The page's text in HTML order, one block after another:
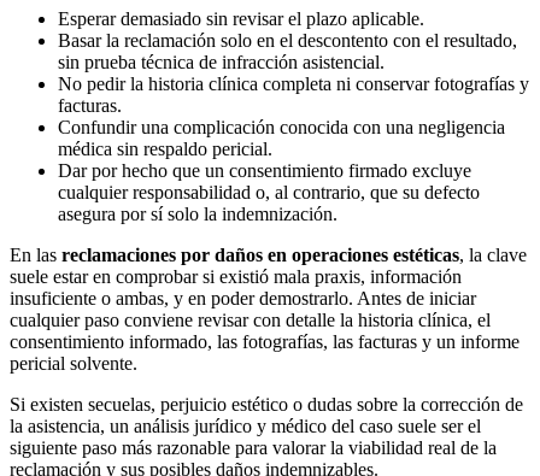
Esperar demasiado sin revisar el plazo aplicable.
Basar la reclamación solo en el descontento con el resultado,
sin prueba técnica de infracción asistencial.
No pedir la historia clínica completa ni conservar fotografías y
facturas.
Confundir una complicación conocida con una negligencia
médica sin respaldo pericial.
Dar por hecho que un consentimiento firmado excluye
cualquier responsabilidad o, al contrario, que su defecto
asegura por sí solo la indemnización.
En las reclamaciones por daños en operaciones estéticas, la clave
suele estar en comprobar si existió mala praxis, información
insuficiente o ambas, y en poder demostrarlo. Antes de iniciar
cualquier paso conviene revisar con detalle la historia clínica, el
consentimiento informado, las fotografías, las facturas y un informe
pericial solvente.
Si existen secuelas, perjuicio estético o dudas sobre la corrección de
la asistencia, un análisis jurídico y médico del caso suele ser el
siguiente paso más razonable para valorar la viabilidad real de la
reclamación y sus posibles daños indemnizables.